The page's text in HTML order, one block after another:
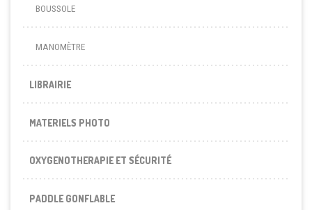
BOUSSOLE
MANOMÈTRE
LIBRAIRIE
MATERIELS PHOTO
OXYGENOTHERAPIE ET SÉCURITÉ
PADDLE GONFLABLE